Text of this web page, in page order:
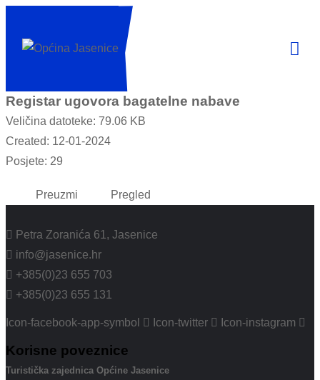
Registar ugovora bagatelne nabave
Veličina datoteke: 79.06 KB
Created: 12-01-2024
Posjete: 29
Preuzmi Pregled
Petra Zoranića 61, Jasenice
info@jasenice.hr
+385(0)23 655 703
+385(0)23 655 131
Icon-facebook-app-symbol Icon-twitter Icon-instagram
Korisne poveznice
Turistička zajednica Općine Jasenice